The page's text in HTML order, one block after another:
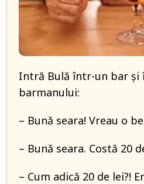
Intră Bulă într-un bar și
barmanului:
– Bună seara! Vreau o
– Bună seara. Costă 20
– Cum adică 20 de lei?!